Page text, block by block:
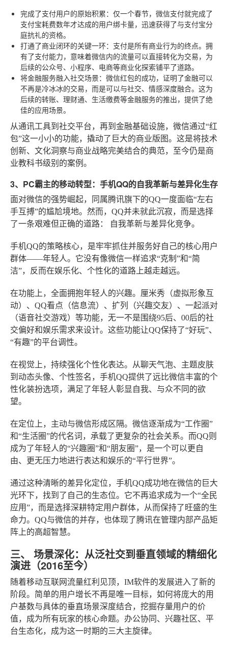
完成了支付用户的原始积累：仅一个春节，微信支付就完成了
支付宝耗费数年才达成的用户绑卡量，迅速获得了与支付宝分
庭抗礼的资格。
打通了商业闭环的关键一环：支付是所有商业行为的终点。拥
有了支付能力，意味着微信内的流量可以直接转化为交易，为
后续的公众号、小程序、电商等商业化探索铺平了道路。
将金融服务融入社交场景：微信红包的成功，证明了金融可以
不再是冷冰冰的交易，而是可以与社交、情感深度融合。这为
后续的转账、理财通、生活缴费等金融服务的推出，提供了绝
佳的应用场景。
从通讯工具到社交平台，再到金融基础设施，微信通过“红
包”这一小小的功能，撬动了巨大的商业版图。这是将技术
创新、文化洞察与商业战略完美结合的典范，至今仍是商
业教科书级别的案例。
3、PC霸主的移动转型：手机QQ的自我革新与差异化生存
面对微信的强势崛起，同属腾讯旗下的QQ一度面临“左右
手互搏”的尴尬境地。然而，QQ并未就此沉寂，而是选择
了一条艰难但正确的道路：
自我革新与差异化竞争。
手机QQ的策略核心，是牢牢抓住并服务好自己的核心用户
群体——年轻人。它没有像微信一样追求“克制”和“简
洁”，反而在娱乐化、个性化的道路上越走越远。
在功能上，全面拥抱年轻人的兴趣。厘米秀（虚拟形象互
动）、QQ看点（信息流）、扩列（兴趣交友）、一起派对
（语音社交游戏）等功能，无一不是围绕95后、00后的社
交偏好和娱乐需求来设计。这些功能让QQ保持了“好玩”、
“有趣”的平台调性。
在视觉上，持续强化个性化表达。从聊天气泡、主题皮肤
到动态头像、个性签名，手机QQ提供了远比微信丰富的个
性化装扮选项，满足了年轻人彰显自我、与众不同的欲
望。
在定位上，主动与微信形成区隔。微信逐渐成为“工作圈”
和“生活圈”的代名词，承载了更复杂的社会关系。而QQ则
成为了年轻人的“兴趣圈”和“朋友圈”，是一个可以更自
由、更无压力地进行表达和娱乐的“平行世界”。
通过这种清晰的差异化定位，手机QQ成功地在微信的巨大
光环下，找到了自己的生态位。它不再追求成为一个“全民
应用”，而是选择深耕特定用户群体，从而保持了旺盛的生
命力。QQ与微信的并存，也体现了腾讯在管理内部产品矩
阵上的高超智慧。
三、 场景深化：从泛社交到垂直领域的精细化
演进（2016至今）
随着移动互联网流量红利见顶，IM软件的发展进入了新的
阶段。简单的用户增长不再是唯一目标，如何将庞大的用
户基数与具体的垂直场景深度结合，挖掘存量用户的价
值，成为所有玩家的核心命题。办公协同、兴趣社区、平
台生态化，成为这一时期的三大主旋律。